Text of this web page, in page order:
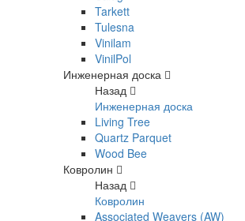
Tarkett
Tulesna
Vinilam
VinilPol
Инженерная доска
Назад
Инженерная доска
Living Tree
Quartz Parquet
Wood Bee
Ковролин
Назад
Ковролин
Associated Weavers (AW)